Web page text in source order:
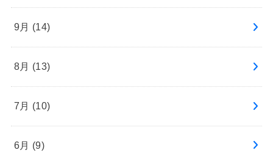
9月 (14)
8月 (13)
7月 (10)
6月 (9)